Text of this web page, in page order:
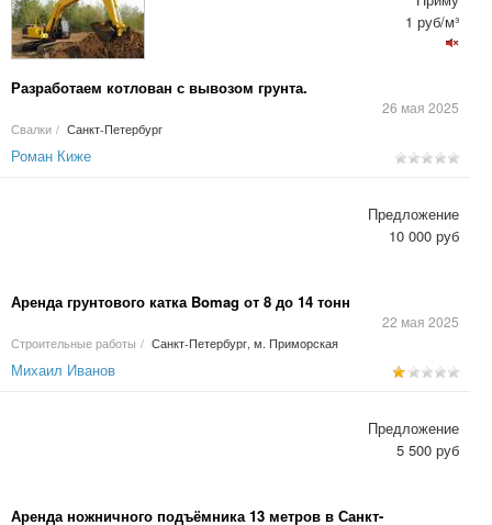
Разработаем котлован с вывозом грунта.
26 мая 2025
Свалки / Санкт-Петербург
1 руб/м³
Роман Киже
Аренда грунтового катка Bomag от 8 до 14 тонн
22 мая 2025
Строительные работы / Санкт-Петербург, м. Приморская
Предложение
10 000 руб
Михаил Иванов
Аренда ножничного подъёмника 13 метров в Санкт-
Предложение
5 500 руб